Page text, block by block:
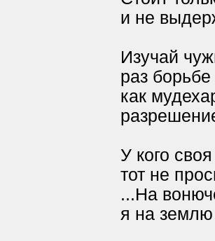
и не
Изучай
раз
как
У кого
тот не
...На
я на